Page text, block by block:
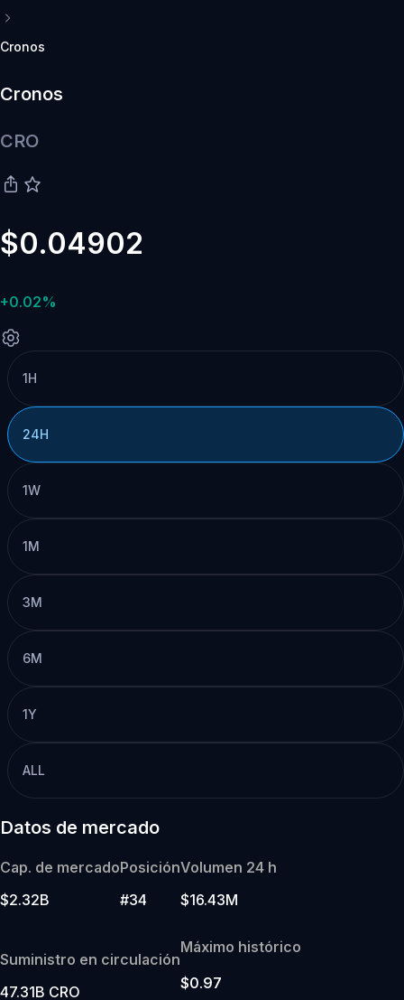
Cronos
Cronos
CRO
$0.04902
+0.02%
1H
24H
1W
1M
3M
6M
1Y
ALL
Datos de mercado
Cap. de mercado
$2.32B
Posición
#34
Volumen 24 h
$16.43M
Suministro en circulación
47.31B CRO
Máximo histórico
$0.97